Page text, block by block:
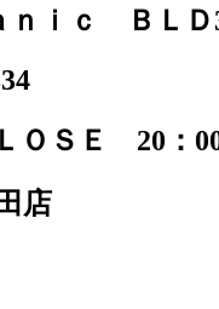
ｉｃ ＢＬＤ
ＯＳＥ 20：
店